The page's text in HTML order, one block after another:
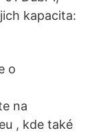
kapacita:
o
na
, kde také